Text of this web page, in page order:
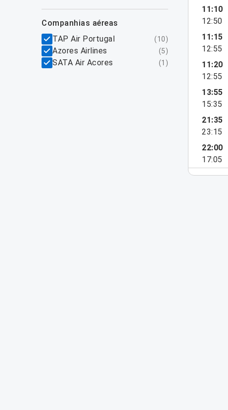
companhias aéreas
TAP Air Portugal
(10)
Azores Airlines (5)
SATA Air Acores (1 )
11:10
12:50
11:15
12:55
11:20
12:55
13:55
15:35
21:35
23:15
22:00
17:05